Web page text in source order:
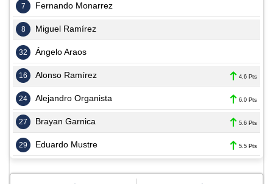
7 Fernando Monarrez
8 Miguel Ramírez
32 Ángelo Araos
16 Alonso Ramírez 4.6 Pts
24 Alejandro Organista 6.0 Pts
27 Brayan Garnica 5.6 Pts
29 Eduardo Mustre 5.5 Pts